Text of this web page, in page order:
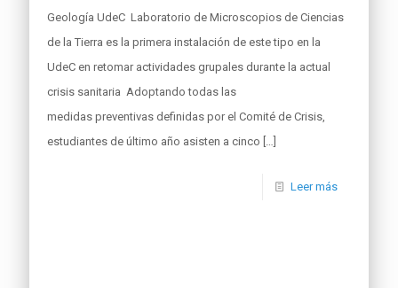
Geología UdeC Laboratorio de Microscopios de Ciencias
de la Tierra es la primera instalación de este tipo en la
UdeC en retomar actividades grupales durante la actual
crisis sanitaria Adoptando todas las
medidas preventivas definidas por el Comité de Crisis,
estudiantes de último año asisten a cinco […]
Leer más